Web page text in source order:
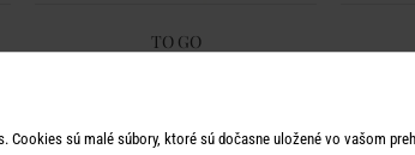
TO GO
sú malé súbory, ktoré sú dočasne uložené vo vašom